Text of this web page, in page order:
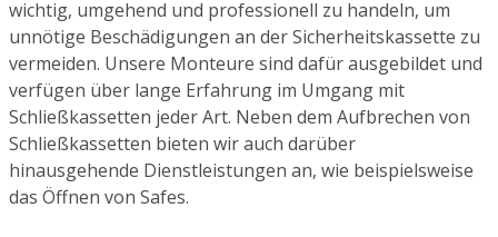
wichtig, umgehend und professionell zu handeln, um
unnötige Beschädigungen an der Sicherheitskassette zu
vermeiden. Unsere Monteure sind dafür ausgebildet und
verfügen über lange Erfahrung im Umgang mit
Schließkassetten jeder Art. Neben dem Aufbrechen von
Schließkassetten bieten wir auch darüber
hinausgehende Dienstleistungen an, wie beispielsweise
das Öffnen von Safes.